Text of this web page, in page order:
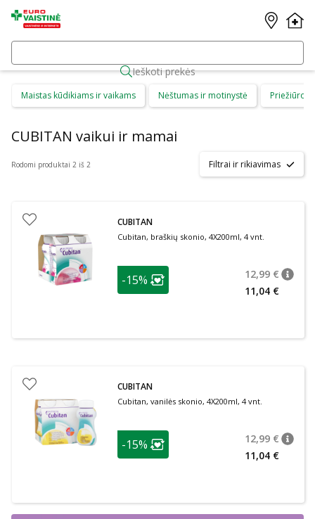
Ieškoti prekės
Maistas kūdikiams ir vaikams Nėštumas ir motinystė Priežiūros
CUBITAN vaikui ir mamai
Rodomi produktai 2 iš 2 Filtrai ir rikiavimas
CUBITAN
Cubitan, braškių skonio, 4X200ml, 4 vnt.
patarimas
Lojalumo klubo narių nuolaida
-15% 12,99 €
11,04 €
CUBITAN
Cubitan, vanilės skonio, 4X200ml, 4 vnt.
patarimas
Lojalumo klubo narių nuolaida
-15% 12,99 €
11,04 €